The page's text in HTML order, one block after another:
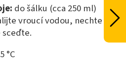
do šálku (cca 250 ml)
vroucí vodou, nechte 2-5
sceďte.
°C